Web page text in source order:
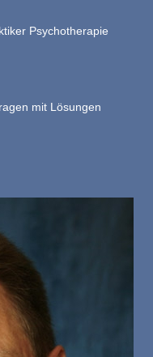
Psychotherapie
mit Lösungen